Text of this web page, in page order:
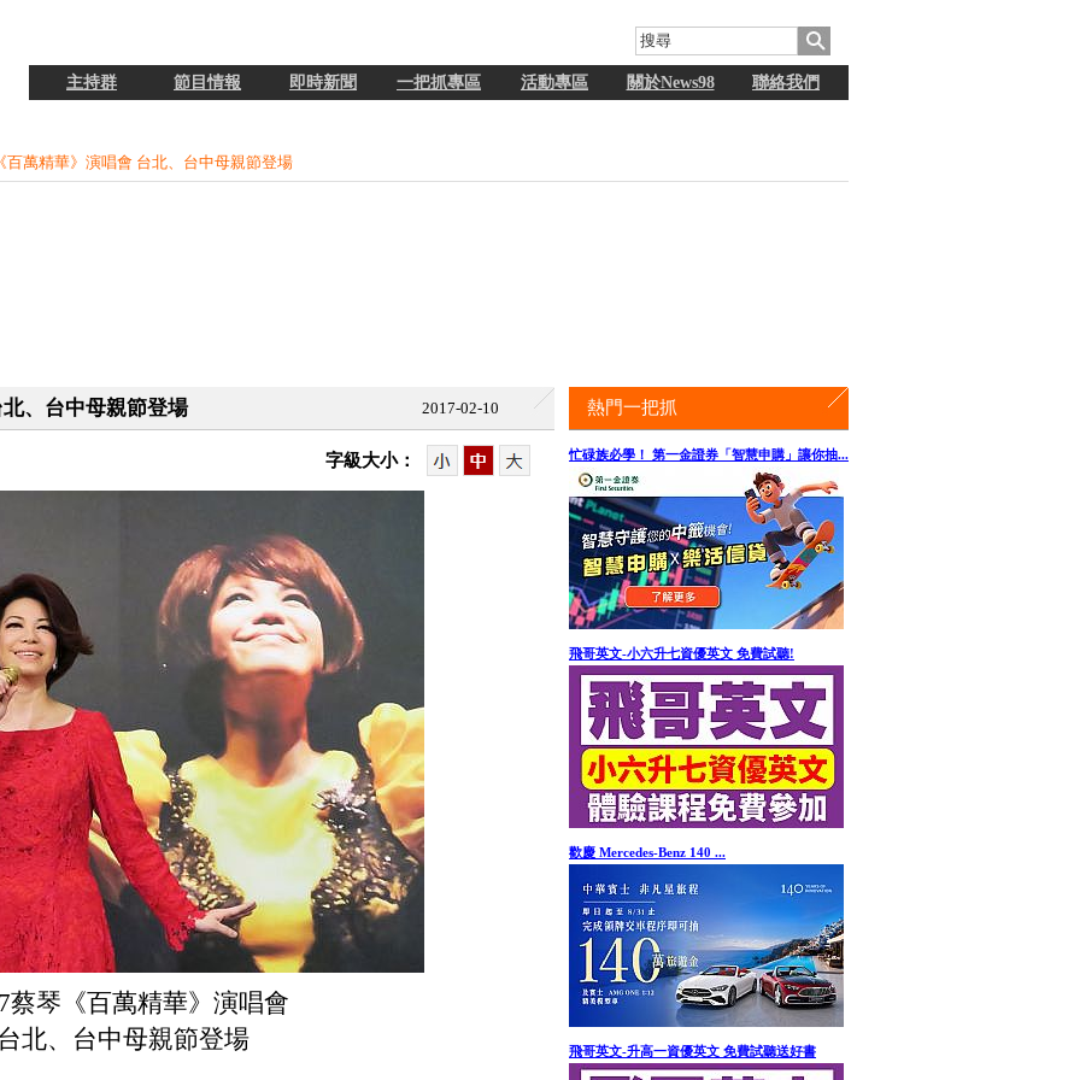
主持群 節目情報 即時新聞 一把抓專區 活動專區 關於News98 聯絡我們
百萬精華》演唱會 台北、台中母親節登場
、台中母親節登場 2017-02-10
字級大小：
蔡琴《百萬精華》演唱會
北、台中母親節登場
熱門一把抓
忙碌族必學！ 第一金證券「智慧申購」讓你抽...
飛哥英文-小六升七資優英文 免費試聽!
歡慶 Mercedes-Benz 140 ...
飛哥英文-升高一資優英文 免費試聽送好書